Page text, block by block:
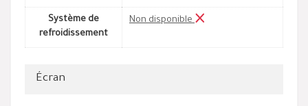
Système de
refroidissement
Non disponible
Écran